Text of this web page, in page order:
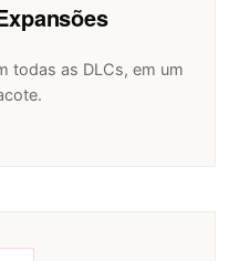
todas as DLCs, em um